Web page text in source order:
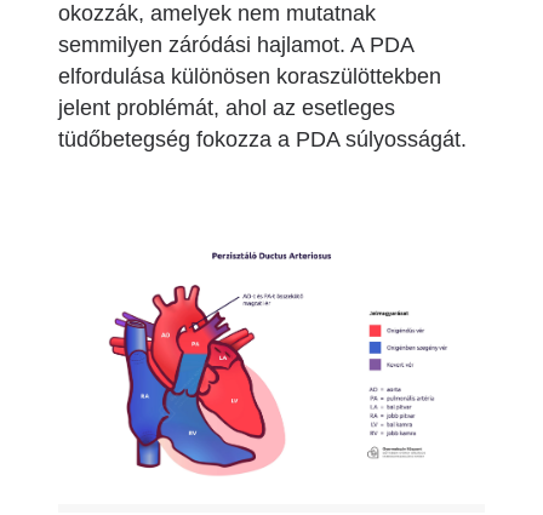
okozzák, amelyek nem mutatnak
semmilyen záródási hajlamot. A PDA
elfordulása különösen koraszülöttekben
jelent problémát, ahol az esetleges
tüdőbetegség fokozza a PDA súlyosságát.